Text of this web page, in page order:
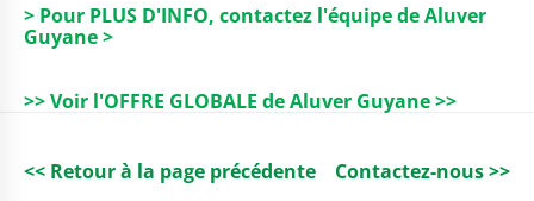
> Pour PLUS D'INFO, contactez l'équipe de Aluver
Guyane >
>> Voir l'OFFRE GLOBALE de Aluver Guyane >>
<< Retour à la page précédente Contactez-nous >>